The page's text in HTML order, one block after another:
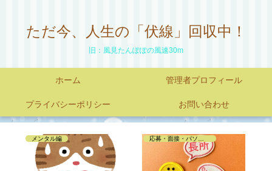
ただ今、人生の「伏線」回収中！
旧：風見たんぽぽの風速30m
ホーム 管理者プロフィール
プライバシーポリシー お問い合わせ
仕事を辞めたい いろんな仕事